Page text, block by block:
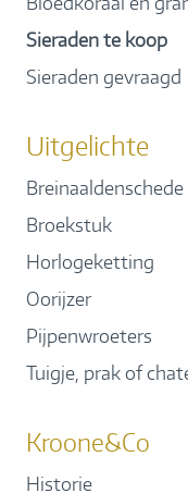
Sieraden te koop
Sieraden gevraagd
Uitgelichte
Breinaaldenschede
Broekstuk
Horlogeketting
Oorijzer
Pijpenwroeters
Tuigje, prak of
Kroone&Co
Historie